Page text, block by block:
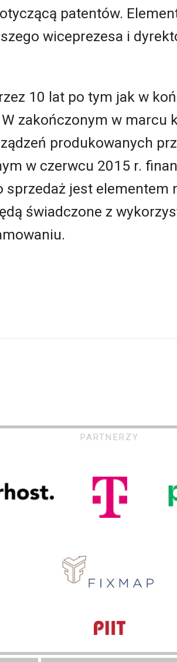
patentów.
wiceprezesa i
10 lat po tym jak w
zakończonym w marcu
produkowanych
w czerwcu 2015 r.
jest elementem
świadczone z
PARTNERZY